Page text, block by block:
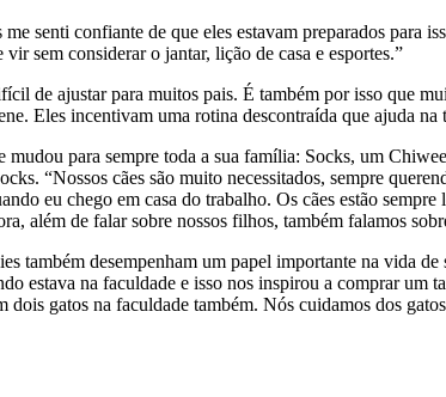
senti confiante de que eles estavam preparados para
sem considerar o jantar, lição de casa e esportes.”
de ajustar para muitos pais. É também por isso que
Eles incentivam uma rotina descontraída que ajuda na
para sempre toda a sua família: Socks, um
“Nossos cães são muito necessitados, sempre
eu chego em casa do trabalho. Os cães estão
além de falar sobre nossos filhos, também falamos
desempenham um papel importante na vida
estava na faculdade e isso nos inspirou a comprar um
gatos na faculdade também. Nós cuidamos dos